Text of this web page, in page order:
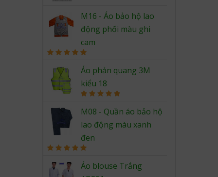
M16 - Áo bảo hộ lao
động phối màu ghi
cam
out of 5
Áo phản quang 3M
kiểu 18
out of 5
M08 - Quần áo bảo hộ
lao động màu xanh
đen
out of 5
Áo blouse Trắng